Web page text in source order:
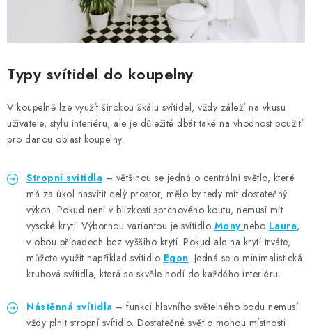
Typy svítidel do koupelny
V koupelně lze využít širokou škálu svítidel, vždy záleží na vkusu
uživatele, stylu interiéru, ale je důležité dbát také na vhodnost použití
pro danou oblast koupelny.
Stropní svítidla – většinou se jedná o centrální světlo, které
má za úkol nasvítit celý prostor, mělo by tedy mít dostatečný
výkon. Pokud není v blízkosti sprchového koutu, nemusí mít
vysoké krytí. Výbornou variantou je svítidlo Mony nebo Laura,
v obou případech bez vyššího krytí. Pokud ale na krytí trváte,
můžete využít například svítidlo Egon. Jedná se o minimalistická
kruhová svítidla, která se skvěle hodí do každého interiéru.
Nástěnná svítidla – funkci hlavního světelného bodu nemusí
vždy plnit stropní svítidlo. Dostatečné světlo mohou místnosti